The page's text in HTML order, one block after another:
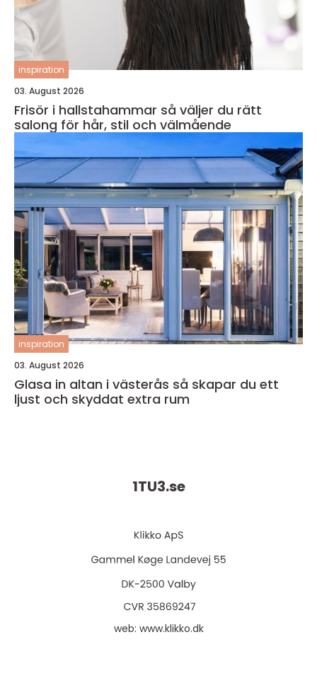
inspiration
03. August 2026
Frisör i hallstahammar så väljer du rätt
salong för hår, stil och välmående
inspiration
03. August 2026
Glasa in altan i västerås så skapar du ett
ljust och skyddat extra rum
1TU3.se
web: www.klikko.dk